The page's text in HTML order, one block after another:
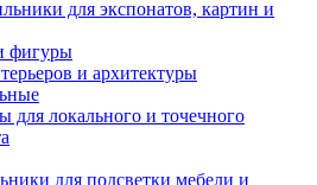
для экспонатов, картин и
фигуры
и архитектуры
локального и точечного
для подсветки мебели и